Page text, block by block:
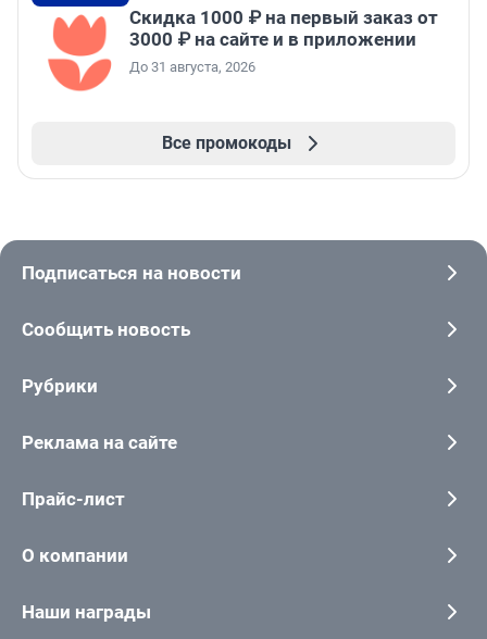
Скидка 1000 ₽ на первый заказ от
3000 ₽ на сайте и в приложении
До 31 августа, 2026
Все промокоды
Подписаться на новости
Сообщить новость
Рубрики
Реклама на сайте
Прайс-лист
О компании
Наши награды